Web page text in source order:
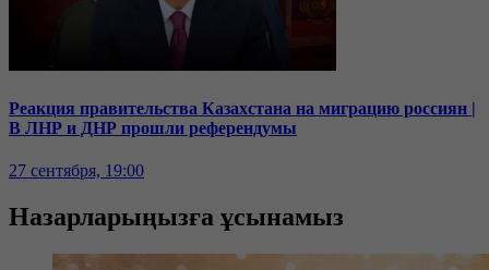
Реакция правительства Казахстана на миграцию россиян |
В ЛНР и ДНР прошли референдумы
27 сентября, 19:00
Назарларыңызға ұсынамыз